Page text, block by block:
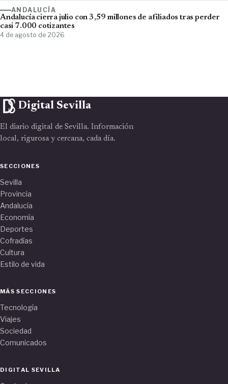
ANDALUCÍA
Andalucía cierra julio con 3,59 millones de afiliados tras perder
casi 7.000 cotizantes
4 de agosto de 2026
Digital Sevilla
El diario digital de Sevilla. Información
local, rigurosa y cercana, cada día.
SECCIONES
Sevilla
Provincia
Andalucía
Economía
Deportes
Cofradías
Cultura
Estilo de vida
MÁS SECCIONES
Tecnología
Viajes
Sociedad
Comunicados
DIGITAL SEVILLA